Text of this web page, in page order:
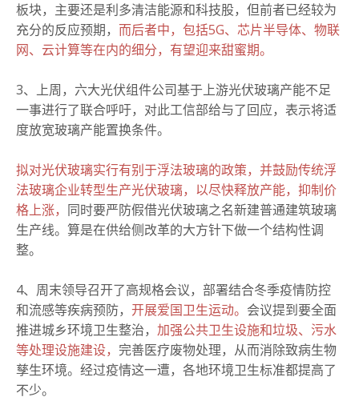
板块，主要还是利多清洁能源和科技股，但前者已经较为
充分的反应预期， 而后者中，包括5G、芯片半导体、物联
网、云计算等在内的细分，有望迎来甜蜜期。
3、上周，六大光伏组件公司基于上游光伏玻璃产能不足
一事进行了联合呼吁，对此工信部给与了回应，表示将适
度放宽玻璃产能置换条件。
拟对光伏玻璃实行有别于浮法玻璃的政策，并鼓励传统浮
法玻璃企业转型生产光伏玻璃，以尽快释放产能，抑制价
格上涨， 同时要严防假借光伏玻璃之名新建普通建筑玻璃
生产线。算是在供给侧改革的大方针下做一个结构性调
整。
4、周末领导召开了高规格会议，部署结合冬季疫情防控
和流感等疾病预防， 开展爱国卫生运动。 会议提到要全面
推进城乡环境卫生整治， 加强公共卫生设施和垃圾、污水
等处理设施建设， 完善医疗废物处理，从而消除致病生物
孳生环境。经过疫情这一遭，各地环境卫生标准都提高了
不少。